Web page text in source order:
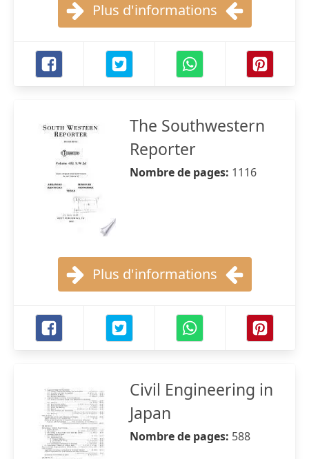
Plus d'informations
The Southwestern
Reporter
Nombre de pages: 1116
Plus d'informations
Civil Engineering in
Japan
Nombre de pages: 588